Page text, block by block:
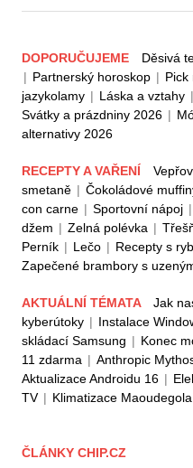
DOPORUČUJEME Děsivá
| Partnerský horoskop | Pick
jazykolamy | Láska a vztahy |
Svátky a prázdniny 2026 |
alternativy 2026
RECEPTY A VAŘENÍ
smetaně | Čokoládové
con carne | Sportovní nápoj |
džem | Zelná polévka |
Perník | Lečo | Recepty s
Zapečené brambory s
AKTUÁLNÍ TÉMATA Jak
kyberútoky | Instalace
skládací Samsung | Konec
11 zdarma | Anthropic
Aktualizace Androidu 16 |
TV | Klimatizace Maoudegola
ČLÁNKY CHIP.CZ